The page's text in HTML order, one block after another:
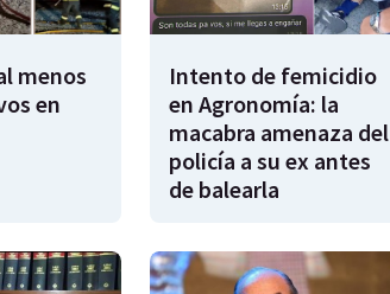
menos
en
Intento de femicidio
en Agronomía: la
macabra amenaza del
policía a su ex antes
de balearla